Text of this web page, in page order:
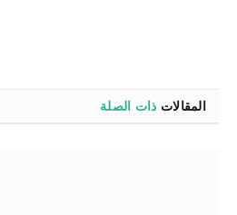
المقالات ذات الصلة